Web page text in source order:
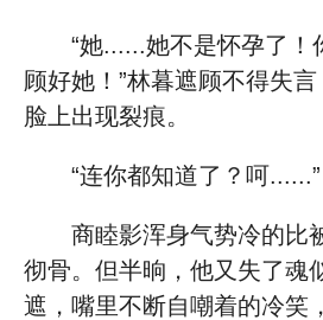
“她......她不是怀孕了！
顾好她！”林暮遮顾不得失
脸上出现裂痕。
“连你都知道了？呵......”
商睦影浑身气势冷的比
彻骨。但半晌，他又失了魂
遮，嘴里不断自嘲着的冷笑